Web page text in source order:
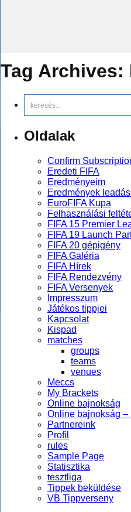
Tag Archives:
Oldalak
Confirm
Eredeti FIFA
Eredményeim
Eredmények
EuroFIFA Kupa
Felhasználási
FIFA 15 Premier
FIFA 19 Launch
FIFA 20 gépigény
FIFA Galéria
FIFA Hírek
FIFA Rendezvény
FIFA Versenyek
Impresszum
Játékos tippjei
Kapcsolat
Kispad
matches
groups
teams
venues
Meccs
My Brackets
Online bajnokság
Online bajnokság –
Partnereink
Profil
rules
Sample Page
Statisztika
tesztliga
Tippek beküldése
VB Tippverseny